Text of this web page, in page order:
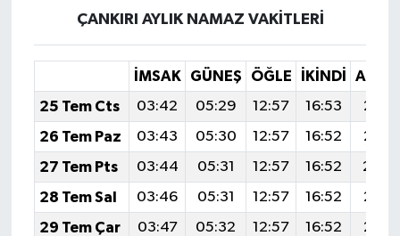
ÇANKIRI AYLIK NAMAZ VAKITLERI
İMSAK GÜNEŞ ÖĞLE İKINDI
25 Tem Cts
03:42 05:29 12:57 16:53
20:15
26 Tem Paz
03:43 05:30 12:57 16:52
20:15
27 Tem Pts
03:44 05:31 12:57 16:52
28 Tem Sal
03:46 05:31 12:57 16:52
20:13
29 Tem Çar
03:47 05:32 12:57 16:52
20:12